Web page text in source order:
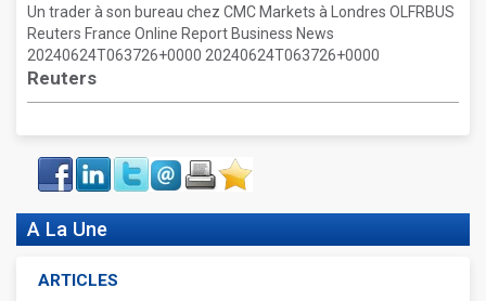
Un trader à son bureau chez CMC Markets à Londres OLFRBUS
Reuters France Online Report Business News
20240624T063726+0000 20240624T063726+0000
Reuters
Face
book
LinkIn Twitter Envoyer ImprimerFavoris
A La Une
ARTICLES